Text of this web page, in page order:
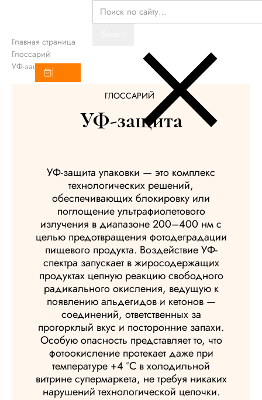
Главная страница
Глоссарий
УФ-защита
ГЛОССАРИЙ
УФ-защита
УФ-защита упаковки — это комплекс
технологических решений,
обеспечивающих блокировку или
поглощение ультрафиолетового
излучения в диапазоне 200–400 нм с
целью предотвращения фотодеградации
пищевого продукта. Воздействие УФ-
спектра запускает в жиросодержащих
продуктах цепную реакцию свободного
радикального окисления, ведущую к
появлению альдегидов и кетонов —
соединений, ответственных за
прогорклый вкус и посторонние запахи.
Особую опасность представляет то, что
фотоокисление протекает даже при
температуре +4 °C в холодильной
витрине супермаркета, не требуя никаких
нарушений технологической цепочки.